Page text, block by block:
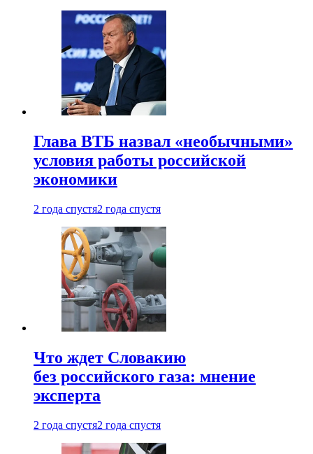
Глава ВТБ назвал «необычными»
условия работы российской
экономики
2 года спустя2 года спустя
Что ждет Словакию
без российского газа: мнение
эксперта
2 года спустя2 года спустя